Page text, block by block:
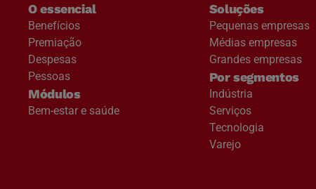
O essencial
Benefícios
Premiação
Despesas
Pessoas
Módulos
Bem-estar e saúde
Soluções
Pequenas empresas
Médias empresas
Grandes empresas
Por segmentos
Indústria
Serviços
Tecnologia
Varejo